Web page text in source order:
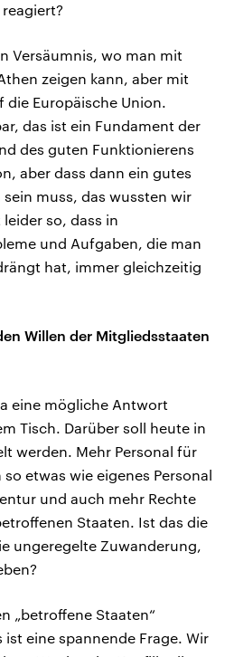
Versäumnis, wo man mit
zeigen kann, aber mit
die Europäische Union.
das ist ein Fundament der
des guten Funktionierens
aber dass dann ein gutes
muss, das wussten wir
so, dass in
und Aufgaben, die man
hat, immer gleichzeitig
Willen der Mitgliedsstaaten
eine mögliche Antwort
Tisch. Darüber soll heute in
werden. Mehr Personal für
etwas wie eigenes Personal
und auch mehr Rechte
Staaten. Ist das die
ungeregelte Zuwanderung,
„betroffene Staaten“
eine spannende Frage. Wir